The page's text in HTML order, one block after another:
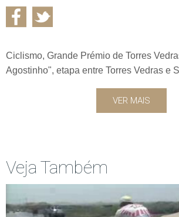
Ciclismo, Grande Prémio de Torres
Agostinho", etapa entre Torres Vedras e
VER MAIS
Veja Também